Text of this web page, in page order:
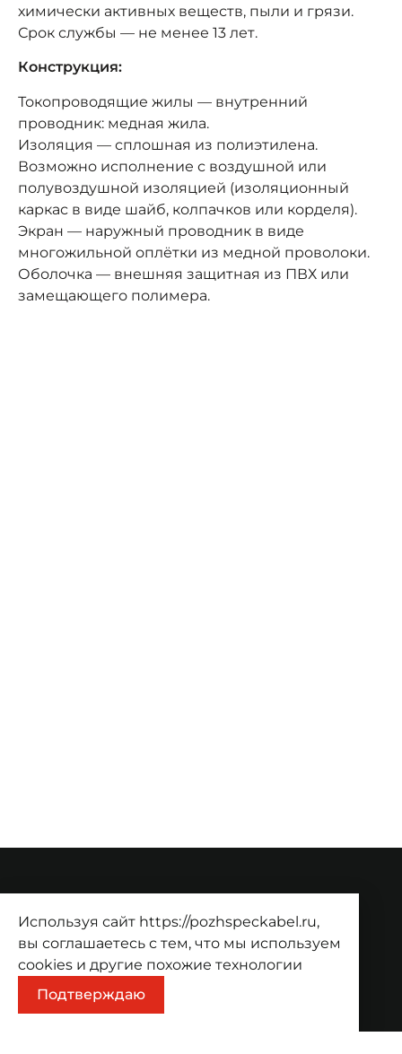
химически активных веществ, пыли и грязи.
Срок службы — не менее 13 лет.
Конструкция:
Токопроводящие жилы — внутренний
проводник: медная жила.
Изоляция — сплошная из полиэтилена.
Возможно исполнение с воздушной или
полувоздушной изоляцией (изоляционный
каркас в виде шайб, колпачков или корделя).
Экран — наружный проводник в виде
многожильной оплётки из медной проволоки.
Оболочка — внешняя защитная из ПВХ или
замещающего полимера.
О компании Проекты Контакты
Продукция
Каталог Корзина
Используя сайт https://pozhspeckabel.ru,
вы соглашаетесь с тем, что мы используем
cookies и другие похожие технологии
Подтверждаю